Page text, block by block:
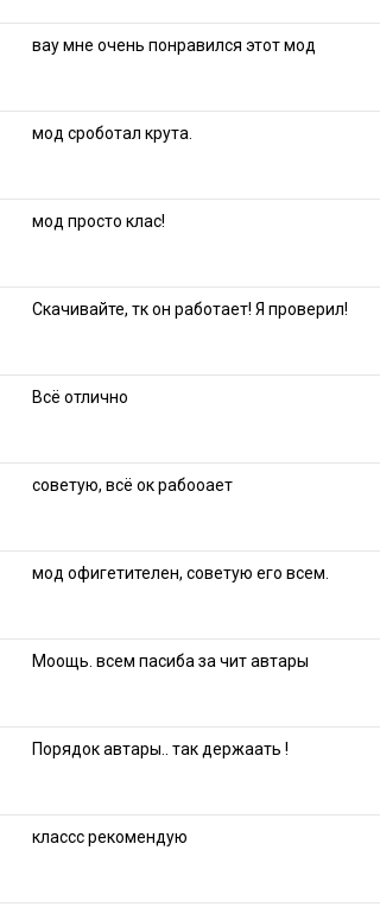
вау мне очень понравился этот мод
мод сроботал крута.
мод просто клас!
Скачивайте, тк он работает! Я проверил!
Всё отлично
советую, всё ок рабооает
мод офигетителен, советую его всем.
Моощь. всем пасиба за чит автары
Порядок автары.. так держаать !
классс рекомендую